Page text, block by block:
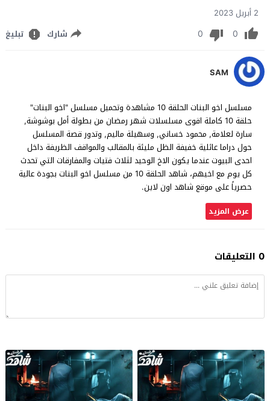
2 أبريل 2023
0
0 شارك تبليغ
SAM
مسلسل اخو البنات الحلقة 10 مشاهدة وتحميل مسلسل "اخو البنات"
حلقة 10 كاملة اقوى مسلسلات شهر رمضان من بطولة أمل بوشوشة,
سارة لعلامة, محمود خساني, وسهيلة ماليم, وتدور قصة المسلسل
حول دراما عائلية خفيفة الظل مليئة بالمقالب والمواقف الظريفة داخل
احدى البيوت عندما يكون الاخ الوحيد لثلاث فتيات والمفارقات التي تحدث
كل يوم مع اخيهم، شاهد الحلقة 10 من مسلسل اخو البنات بجودة عالية
حصرياً على موقع شاهد اون لاين.
عرض المزيد
0 التعليقات